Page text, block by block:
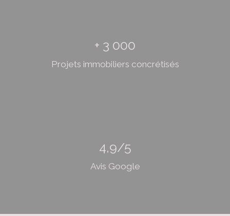
+ 3 000
Projets immobiliers concrétisés
4,9/5
Avis Google